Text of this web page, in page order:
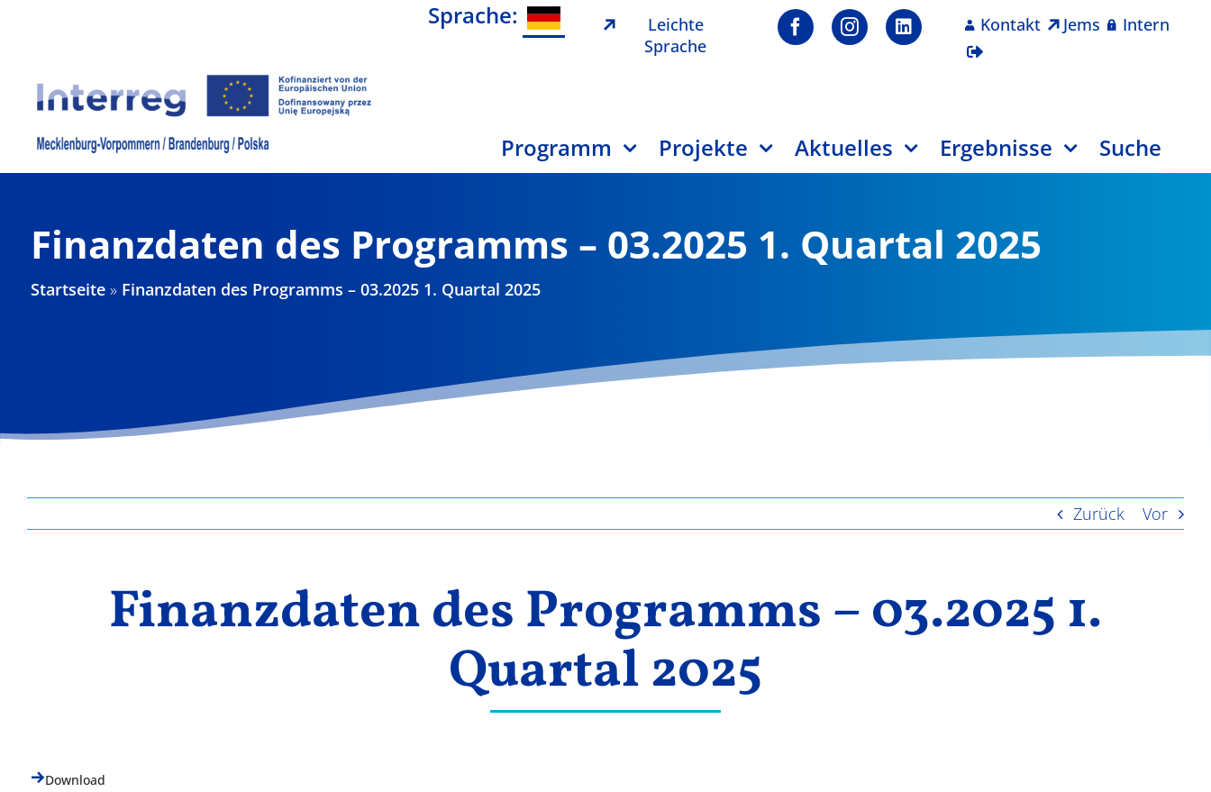
Sprache:
Leichte
Sprache
Kontakt Jems Intern
Programm Projekte Aktuelles Ergebnisse Suche
Finanzdaten des Programms – 03.2025 1. Quartal 2025
Startseite » Finanzdaten des Programms – 03.2025 1. Quartal 2025
Zurück Vor
Finanzdaten des Programms – 03.2025 1.
Quartal 2025
Download